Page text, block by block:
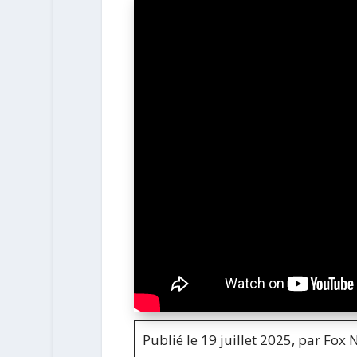
Publié le 19 juillet 2025, par Fox